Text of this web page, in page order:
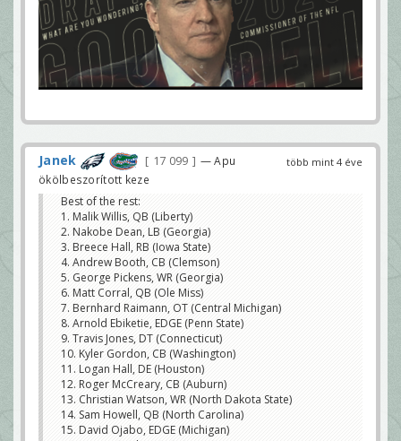
több mint 4 éve
Janek 17 099
— Apu
ökölbeszorított keze
Best of the rest:
1. Malik Willis, QB (Liberty)
2. Nakobe Dean, LB (Georgia)
3. Breece Hall, RB (Iowa State)
4. Andrew Booth, CB (Clemson)
5. George Pickens, WR (Georgia)
6. Matt Corral, QB (Ole Miss)
7. Bernhard Raimann, OT (Central Michigan)
8. Arnold Ebiketie, EDGE (Penn State)
9. Travis Jones, DT (Connecticut)
10. Kyler Gordon, CB (Washington)
11. Logan Hall, DE (Houston)
12. Roger McCreary, CB (Auburn)
13. Christian Watson, WR (North Dakota State)
14. Sam Howell, QB (North Carolina)
15. David Ojabo, EDGE (Michigan)